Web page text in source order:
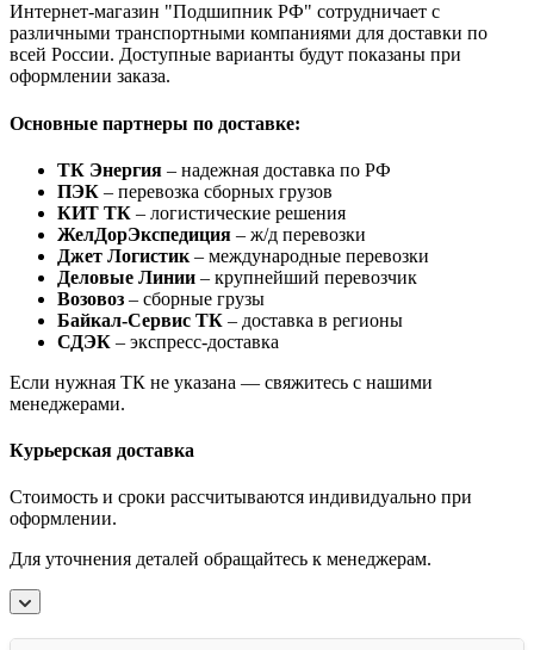
Интернет-магазин "Подшипник РФ" сотрудничает с
различными транспортными компаниями для доставки по
всей России. Доступные варианты будут показаны при
оформлении заказа.
Основные партнеры по доставке:
ТК Энергия – надежная доставка по РФ
ПЭК – перевозка сборных грузов
КИТ ТК – логистические решения
ЖелДорЭкспедиция – ж/д перевозки
Джет Логистик – международные перевозки
Деловые Линии – крупнейший перевозчик
Возовоз – сборные грузы
Байкал-Сервис ТК – доставка в регионы
СДЭК – экспресс-доставка
Если нужная ТК не указана — свяжитесь с нашими
менеджерами.
Курьерская доставка
Стоимость и сроки рассчитываются индивидуально при
оформлении.
Для уточнения деталей обращайтесь к менеджерам.